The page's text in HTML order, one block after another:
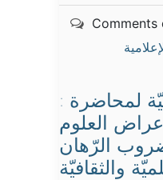
Comments
لمحاضرة :
العلوم
ضروب الرّهان
والثقافيّة